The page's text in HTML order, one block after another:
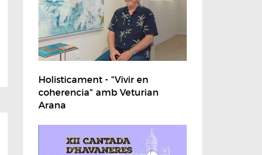
Holisticament - "Vivir en
coherencia" amb Veturian
Arana